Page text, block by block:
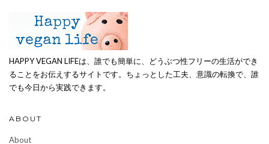
HAPPY VEGAN LIFEは、誰でも簡単に、どうぶつ性フリーの生活ができ
ることをお伝えするサイトです。ちょっとした工夫、意識の転換で、誰
でも今日から実践できます。
ABOUT
About